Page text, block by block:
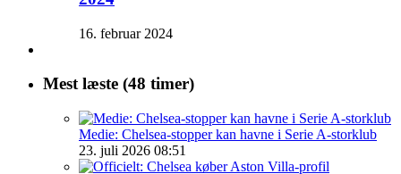
16. februar 2024
Mest læste (48 timer)
Medie: Chelsea-stopper kan havne i Serie A-storklub
23. juli 2026 08:51